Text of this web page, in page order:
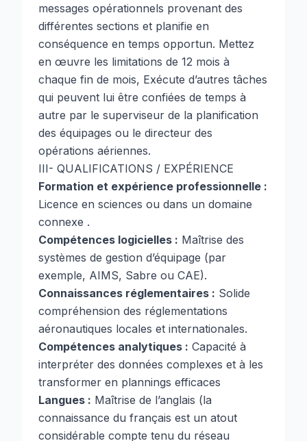
messages opérationnels provenant des
différentes sections et planifie en
conséquence en temps opportun. Mettez
en œuvre les limitations de 12 mois à
chaque fin de mois, Exécute d’autres tâches
qui peuvent lui être confiées de temps à
autre par le superviseur de la planification
des équipages ou le directeur des
opérations aériennes.
III- QUALIFICATIONS / EXPÉRIENCE
Formation et expérience professionnelle :
Licence en sciences ou dans un domaine
connexe .
Compétences logicielles : Maîtrise des
systèmes de gestion d’équipage (par
exemple, AIMS, Sabre ou CAE).
Connaissances réglementaires : Solide
compréhension des réglementations
aéronautiques locales et internationales.
Compétences analytiques : Capacité à
interpréter des données complexes et à les
transformer en plannings efficaces
Langues : Maîtrise de l’anglais (la
connaissance du français est un atout
considérable compte tenu du réseau